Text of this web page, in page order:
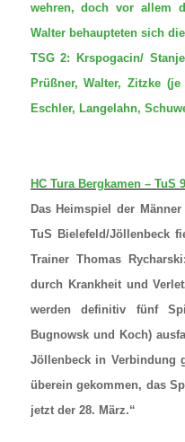
wehren, doch vor allem
Walter behaupteten sich
TSG 2: Krspogacin/
Prüßner, Walter, Zitzke
Eschler, Langelahn,
HC Tura Bergkamen – TuS
Das Heimspiel der
TuS Bielefeld/Jöllenbeck
Trainer Thomas
durch Krankheit und
werden definitiv fünf
Bugnowsk und Koch)
Jöllenbeck in Verbindung
überein gekommen, das
jetzt der 28. März.“